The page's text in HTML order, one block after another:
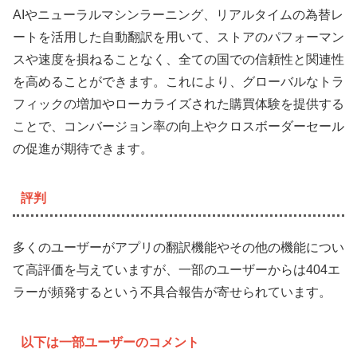
AIやニューラルマシンラーニング、リアルタイムの為替レ
ートを活用した自動翻訳を用いて、ストアのパフォーマン
スや速度を損ねることなく、全ての国での信頼性と関連性
を高めることができます。これにより、グローバルなトラ
フィックの増加やローカライズされた購買体験を提供する
ことで、コンバージョン率の向上やクロスボーダーセール
の促進が期待できます。
評判
多くのユーザーがアプリの翻訳機能やその他の機能につい
て高評価を与えていますが、一部のユーザーからは404エ
ラーが頻発するという不具合報告が寄せられています。
以下は一部ユーザーのコメント